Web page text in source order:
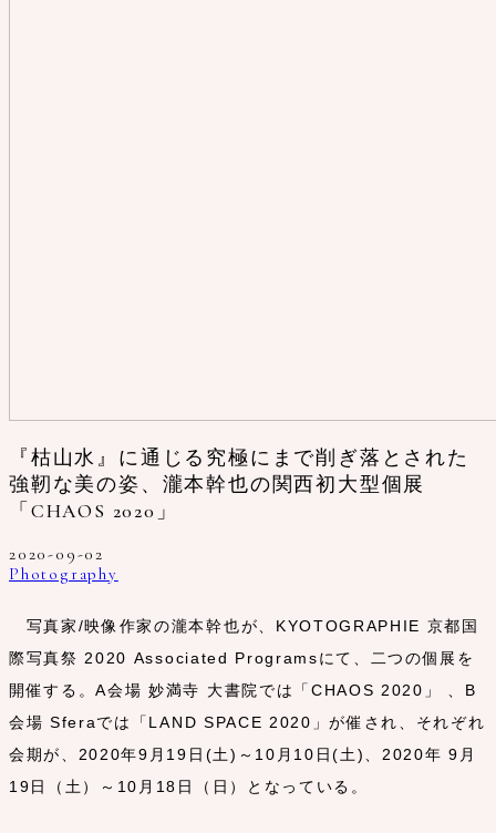
『枯山水』に通じる究極にまで削ぎ落とされた
強靭な美の姿、瀧本幹也の関西初大型個展
「CHAOS 2020」
2020-09-02
Photography
写真家/映像作家の瀧本幹也が、KYOTOGRAPHIE 京都国
際写真祭 2020 Associated Programsにて、二つの個展を
開催する。A会場 妙満寺 大書院では「CHAOS 2020」 、B
会場 Sferaでは「LAND SPACE 2020」が催され、それぞれ
会期が、2020年9月19日(土)～10月10日(土)、2020年 9月
19日（土）～10月18日（日）となっている。